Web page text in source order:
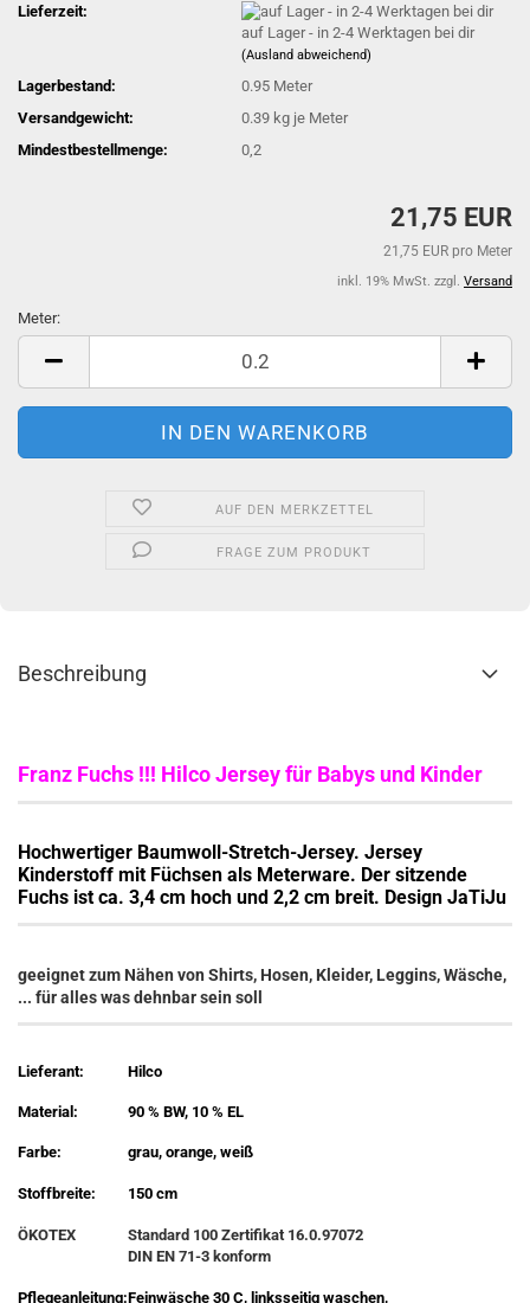
Lieferzeit:
auf Lager - in 2-4 Werktagen bei dir
(Ausland abweichend)
Lagerbestand: 0.95 Meter
Versandgewicht:
0.39 kg je Meter
Mindestbestellmenge:
0,2
21,75 EUR
21,75 EUR pro Meter
inkl. 19% MwSt. zzgl. Versand
Meter:
Meter
AUF DEN MERKZETTEL
FRAGE ZUM PRODUKT
Beschreibung
Franz Fuchs !!! Hilco Jersey für Babys und Kinder
Hochwertiger Baumwoll-Stretch-Jersey. Jersey
Kinderstoff mit Füchsen als Meterware. Der sitzende
Fuchs ist ca. 3,4 cm hoch und 2,2 cm breit. Design JaTiJu
geeignet zum Nähen von Shirts, Hosen, Kleider, Leggins, Wäsche,
... für alles was dehnbar sein soll
Lieferant: Hilco
Material: 90 % BW, 10 % EL
Farbe: grau, orange, weiß
Stoffbreite: 150 cm
ÖKOTEX
Standard 100 Zertifikat 16.0.97072
DIN EN 71-3 konform
Pflegeanleitung:Feinwäsche 30 C, linksseitig waschen,